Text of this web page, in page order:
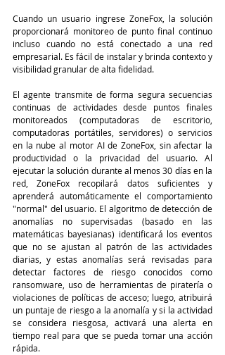
Cuando un usuario ingrese ZoneFox, la solución
proporcionará monitoreo de punto final continuo
incluso cuando no está conectado a una red
empresarial. Es fácil de instalar y brinda contexto y
visibilidad granular de alta fidelidad.
El agente transmite de forma segura secuencias
continuas de actividades desde puntos finales
monitoreados (computadoras de escritorio,
computadoras portátiles, servidores) o servicios
en la nube al motor AI de ZoneFox, sin afectar la
productividad o la privacidad del usuario. Al
ejecutar la solución durante al menos 30 días en la
red, ZoneFox recopilará datos suficientes y
aprenderá automáticamente el comportamiento
"normal" del usuario. El algoritmo de detección de
anomalías no supervisadas (basado en las
matemáticas bayesianas) identificará los eventos
que no se ajustan al patrón de las actividades
diarias, y estas anomalías será revisadas para
detectar factores de riesgo conocidos como
ransomware, uso de herramientas de piratería o
violaciones de políticas de acceso; luego, atribuirá
un puntaje de riesgo a la anomalía y si la actividad
se considera riesgosa, activará una alerta en
tiempo real para que se pueda tomar una acción
rápida.